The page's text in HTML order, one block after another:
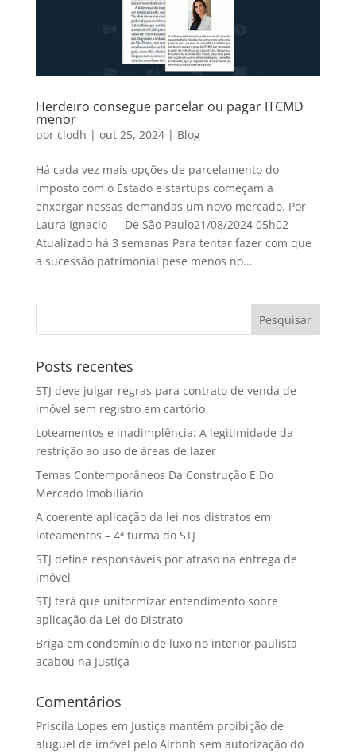
Herdeiro consegue parcelar ou pagar ITCMD
menor
por clodh | out 25, 2024| Blog
Há cada vez mais opções de parcelamento do
imposto com o Estado e startups começam a
enxergar nessas demandas um novo mercado. Por
Laura Ignacio — De São Paulo21/08/2024 05h02
Atualizado há 3 semanas Para tentar fazer com que
a sucessão patrimonial pese menos no...
Posts recentes
STJ deve julgar regras para contrato de venda de
imóvel sem registro em cartório
Loteamentos e inadimplência: A legitimidade da
restrição ao uso de áreas de lazer
Temas Contemporâneos Da Construção E Do
Mercado Imobiliário
A coerente aplicação da lei nos distratos em
loteamentos – 4ª turma do STJ
STJ define responsáveis por atraso na entrega de
imóvel
STJ terá que uniformizar entendimento sobre
aplicação da Lei do Distrato
Briga em condomínio de luxo no interior paulista
acabou na Justiça
Comentários
Priscila Lopes em Justiça mantém proibição de
aluguel de imóvel pelo Airbnb sem autorização do